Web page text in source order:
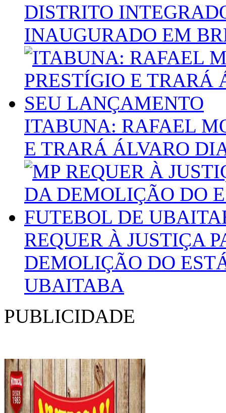
DISTRITO
INAUGURADO EM
ITABUNA: RAFAEL
E TRARÁ ÁLVARO
REQUER À JUSTIÇA
DEMOLIÇÃO DO
UBAITABA
PUBLICIDADE